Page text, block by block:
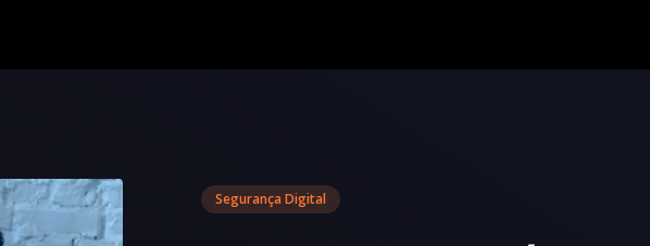
Segurança Digital